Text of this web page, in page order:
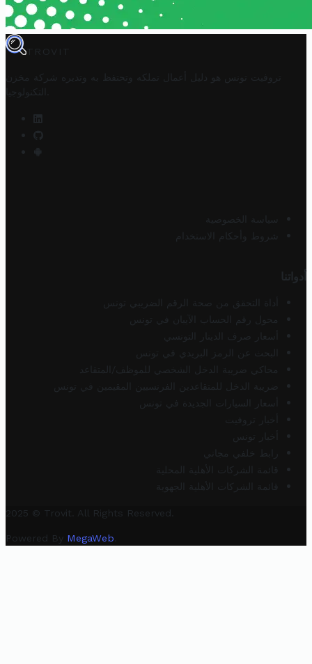
TROVIT
تروفيت تونس هو دليل أعمال تملكه وتحتفظ به وتديره
شركة مخزن
التكنولوجيا
سياسة الخصوصية
شروط وأحكام الاستخدام
أدواتنا
أداة التحقق من صحة الرقم الضريبي تونس
محول رقم الحساب الآيبان في تونس
أسعار صرف الدينار التونسي
البحث عن الرمز البريدي في تونس
محاكي ضريبة الدخل الشخصي للموظف/المتقاعد
ضريبة الدخل للمتقاعدين الفرنسيين المقيمين في تونس
أسعار السيارات الجديدة في تونس
أخبار تروفيت
أخبار تونس
رابط خلفي مجاني
قائمة الشركات الأهلية المحلية
قائمة الشركات الأهلية الجهوية
2025 © Trovit. All Rights Reserved.
Powered By MegaWeb